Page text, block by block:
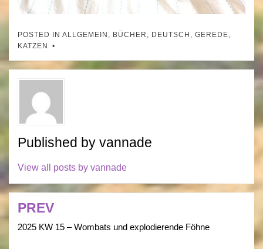
POSTED IN ALLGEMEIN , BÜCHER , DEUTSCH , GEREDE,
KATZEN
Published by vannade
View all posts by vannade
Post
navigation
PREV
2025 KW 15 – Wombats und explodierende Föhne